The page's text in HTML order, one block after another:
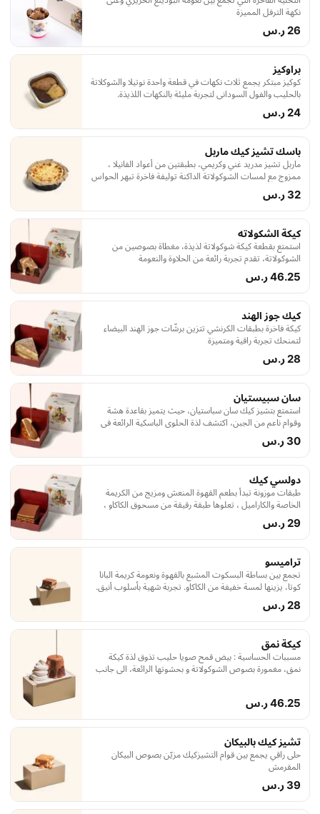
نكهة الترفل المميزة
26 ر.س
براوكيز
كوكيز مبتكر يجمع ثلاث نكهات في قطعة واحدة نوتيلا والشوكلاتة
بالحليب والفول السوداني لتجربة مليئة بالنكهات اللذيذة.
24 ر.س
باسك تشيز كيك ماربل
ماربل تشيز مدريد غني وكريمي، بطبقتين من أعواد الفانيلا ،
ممزوج مع لمسات الشوكولاتة الداكنة توليفة فاخرة تبهر الحواس
.32 ر.س
كيكة الشكولاته
استمتع بقطعة كيكة شوكولاتة لذيذة، مغطاة بصوصين من
الشوكولاتة، تقدم تجربة رائعة من الحلاوة والنعومة
46.25 ر.س
كيك جوز الهند
كيكة فاخرة بطبقات الكرنشي تتزين برشّات جوز الهند البيضاء
لتمنحك تجربة راقية ومتميزة
28 ر.س
سان سبيستيان
استمتع بتشيز كيك سان سباستيان، حيث يتميز بقاعدة هشة
وقوام ناعم من الجبن، اكتشف لذة الحلوى الباسكية الرائعة في
كل لحظة تذوق.
30 ر.س
دولسي كيك
طبقات موزونة تبدأ بطعم القهوة المنعش ومزيج من الكريمة
الخاصة والكاراميل ، تعلوها طبقة رقيقة من مسحوق الكاكاو ،
تجربة شهية بأسلوب نمق
29 ر.س
تراميسو
تجمع بين بساطة البسكوت المشبع بالقهوة ونعومة كريمة البانا
كوتا، يزينها لمسة خفيفة من الكاكاو. تجربة شهية بأسلوب أنيق.
28 ر.س
كيكة نمق
مسببات الحساسية : بيض قمح صويا حليب تذوق لذة كيكة
نمق، مغمورة بصوص الشوكولاتة و بحشوتها الرائعة، الى جانب
46.25 ر.س
تشيز كيك بالبيكان
حلى راقي يجمع بين قوام التشيزكيك مزيّن بصوص البيكان
المقرمش
39 ر.س